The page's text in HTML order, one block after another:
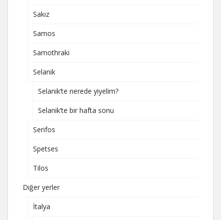
Sakız
Samos
Samothraki
Selanik
Selanik’te nerede yiyelim?
Selanik’te bir hafta sonu
Serifos
Spetses
Tilos
Diğer yerler
İtalya